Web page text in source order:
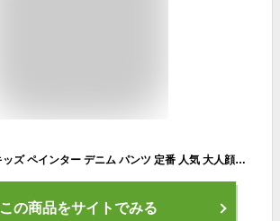
最新モデル!! Lee キッズ ペインター デニム パンツ 定番 人気 大人顔負け おしゃれ デニム パンツ アメカジ 定番 男女兼用 90 100 110 120 130 140 150 160cm ブランド子供服 ジュニア リー デニム 古着 USED 可愛い ベビー お祝い プレゼント 親子リンクコーデ LK6288
この商品をサイトでみる